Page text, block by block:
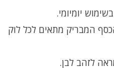
המבריק מתאים לכל לוק
לזהב לבן.